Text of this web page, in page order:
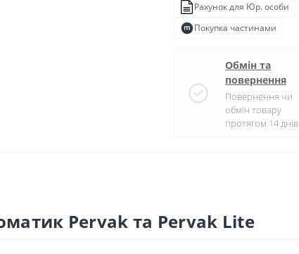
Рахунок для Юр. особи
Покупка частинами
Обмін та
повернення
Повернення чи
обмін товару
протягом 14 днів
Pervak та Pervak Lite